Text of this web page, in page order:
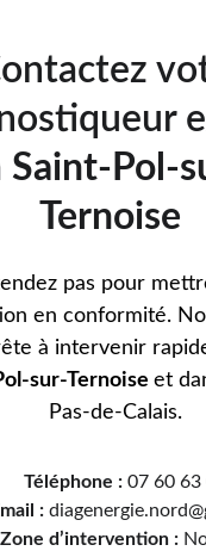
Saint-Pol-
Ternoise
pas pour
en conformité.
à intervenir
sur-Ternoise et
Pas-de-Calais.
Téléphone : 07 60 63
:
Zone d’intervention :